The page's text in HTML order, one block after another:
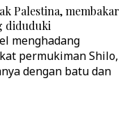
Palestina, membakar
diduduki
menghadang
permukiman Shilo,
dengan batu dan